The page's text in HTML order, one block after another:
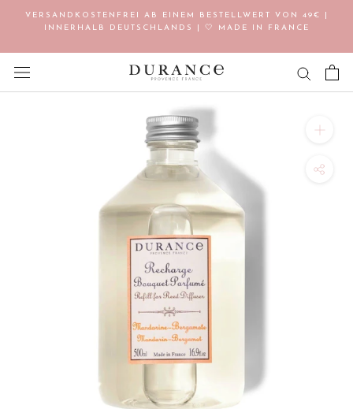
VERSANDKOSTENFREI AB EINEM BESTELLWERT VON 49€ |
INNERHALB DEUTSCHLANDS | 🤍 MADE IN FRANCE